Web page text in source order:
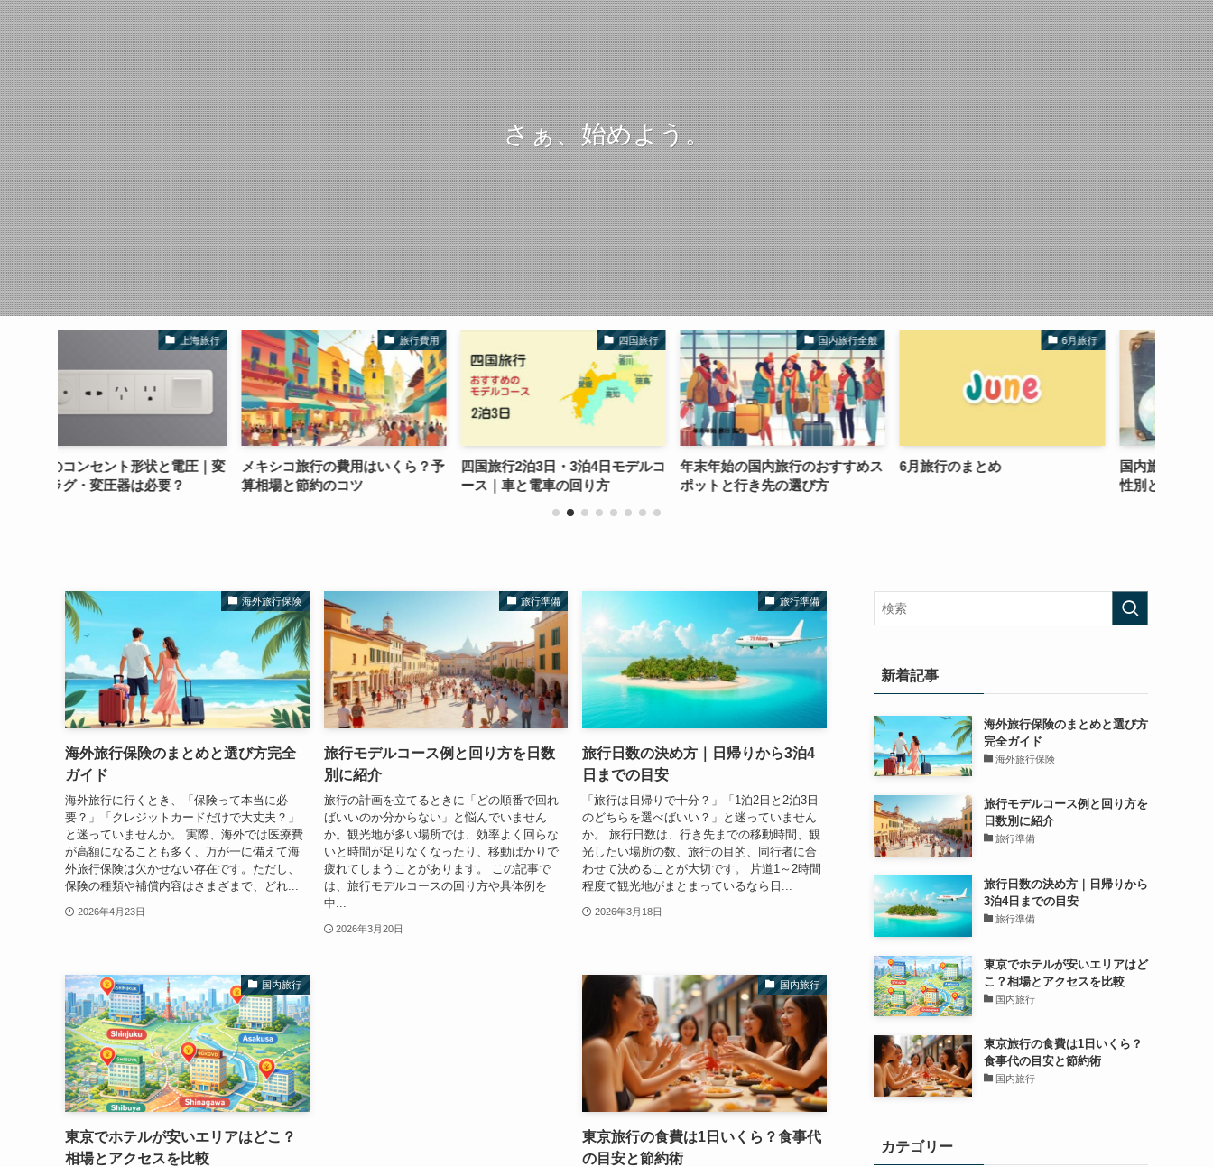
さぁ、始めよう。
旅行費用
メキシコ旅行の費用はいくら？予
算相場と節約のコツ
四国旅行2泊3日・3泊4日モデルコ
ース｜車と電車の回り方
国内旅行全般
年末年始の国内旅行のおすすめス
ポットと行き先の選び方
6月旅行のまとめ
旅行の服装
国内旅行の靴の選び方は年齢別と
海外旅行保険
海外旅行保険のまとめと選び方完全
ガイド
海外旅行に行くとき、「保険って本当に必
要？」「クレジットカードだけで大丈夫？」
と迷っていませんか。 実際、海外では医療費
が高額になることも多く、万が一に備えて海
外旅行保険は欠かせない存在です。ただし、
保険の種類や補償内容はさまざまで、どれ...
2026年4月23日
旅行準備
旅行モデルコース例と回り方を日数
別に紹介
旅行の計画を立てるときに「どの順番で回れ
ばいいのか分からない」と悩んでいません
か。観光地が多い場所では、効率よく回らな
いと時間が足りなくなったり、移動ばかりで
疲れてしまうことがあります。 この記事で
は、旅行モデルコースの回り方や具体例を
中...
2026年3月20日
旅行準備
旅行日数の決め方｜日帰りから3泊4
日までの目安
「旅行は日帰りで十分？」「1泊2日と2泊3日
のどちらを選べばいい？」と迷っていません
か。 旅行日数は、行き先までの移動時間、観
光したい場所の数、旅行の目的、同行者に合
わせて決めることが大切です。 片道1～2時間
程度で観光地がまとまっているなら日...
2026年3月18日
国内旅行
東京でホテルが安いエリアはどこ？
相場とアクセスを比較
国内旅行
東京旅行の食費は1日いくら？食事代
の目安と節約術
新着記事
海外旅行保険のまとめと選び方
完全ガイド
海外旅行保険
旅行モデルコース例と回り方を
日数別に紹介
旅行準備
旅行日数の決め方｜日帰りから
3泊4日までの目安
旅行準備
東京でホテルが安いエリアはど
こ？相場とアクセスを比較
国内旅行
東京旅行の食費は1日いくら？
食事代の目安と節約術
国内旅行
カテゴリー